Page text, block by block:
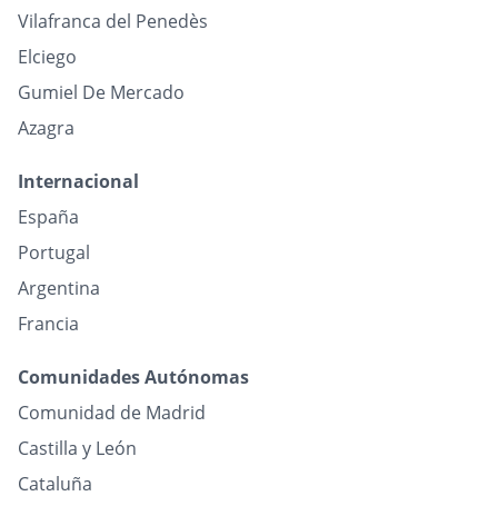
Vilafranca del Penedès
Elciego
Gumiel De Mercado
Azagra
Internacional
España
Portugal
Argentina
Francia
Comunidades Autónomas
Comunidad de Madrid
Castilla y León
Cataluña